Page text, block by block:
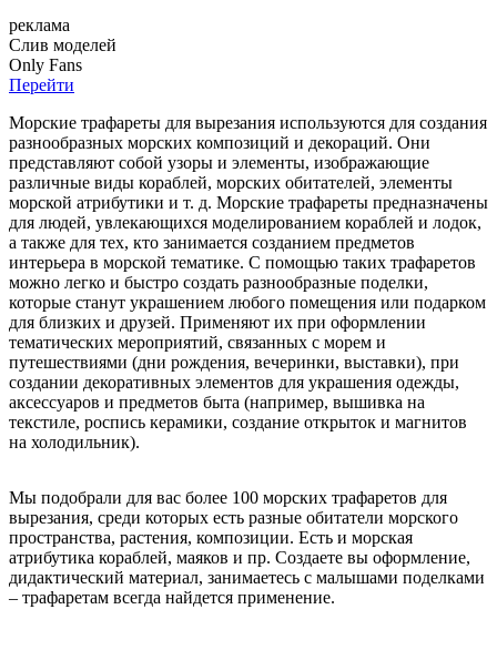
реклама
Слив моделей
Only Fans
Перейти
Морские трафареты для вырезания используются для создания
разнообразных морских композиций и декораций. Они
представляют собой узоры и элементы, изображающие
различные виды кораблей, морских обитателей, элементы
морской атрибутики и т. д. Морские трафареты предназначены
для людей, увлекающихся моделированием кораблей и лодок,
а также для тех, кто занимается созданием предметов
интерьера в морской тематике. С помощью таких трафаретов
можно легко и быстро создать разнообразные поделки,
которые станут украшением любого помещения или подарком
для близких и друзей. Применяют их при оформлении
тематических мероприятий, связанных с морем и
путешествиями (дни рождения, вечеринки, выставки), при
создании декоративных элементов для украшения одежды,
аксессуаров и предметов быта (например, вышивка на
текстиле, роспись керамики, создание открыток и магнитов
на холодильник).
Мы подобрали для вас более 100 морских трафаретов для
вырезания, среди которых есть разные обитатели морского
пространства, растения, композиции. Есть и морская
атрибутика кораблей, маяков и пр. Создаете вы оформление,
дидактический материал, занимаетесь с малышами поделками
– трафаретам всегда найдется применение.